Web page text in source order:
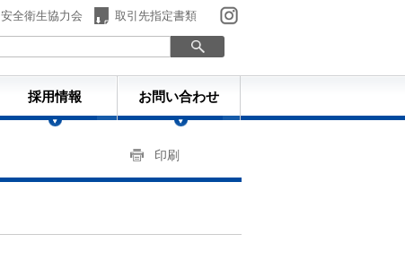
安全衛生協力会 取引先指定書類
採用情報 お問い合わせ
印刷